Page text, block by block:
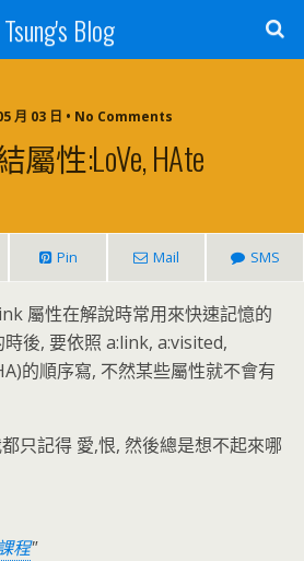
Tsung's Blog
月 03 日 • No Comments
屬性:LoVe, HAte
Pin Mail SMS
屬性在解說時常用來快速記憶的
時後, 要依照 a:link, a:visited,
的順序寫, 不然某些屬性就不會有
只記得 愛,恨, 然後總是想不起來哪
程